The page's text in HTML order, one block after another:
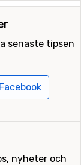
senaste tipsen
nyheter och